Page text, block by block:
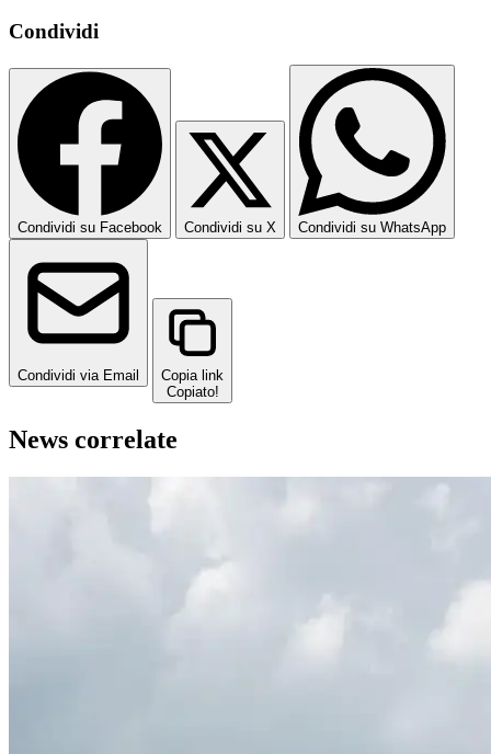
Condividi
Condividi su Facebook Condividi su X Condividi su WhatsApp
Condividi via Email
Copia link
Copiato!
News correlate